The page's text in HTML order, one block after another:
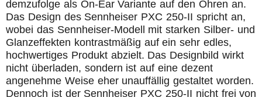
demzufolge als On-Ear Variante auf den Ohren an.
Das Design des Sennheiser PXC 250-II spricht an,
wobei das Sennheiser-Modell mit starken Silber- und
Glanzeffekten kontrastmäßig auf ein sehr edles,
hochwertiges Produkt abzielt. Das Designbild wirkt
nicht überladen, sondern ist auf eine dezent
angenehme Weise eher unauffällig gestaltet worden.
Dennoch ist der Sennheiser PXC 250-II nicht frei von